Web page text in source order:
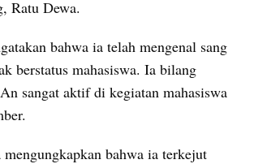
Ratu Dewa.
bahwa ia telah mengenal sang
berstatus mahasiswa. Ia bilang
sangat aktif di kegiatan mahasiswa
bahwa ia terkejut